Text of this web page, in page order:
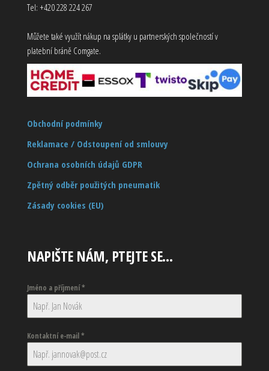
Tel: +420 228 224 267
Můžete také využít nákup na splátky u partnerských společností v
platební bráně Comgate.
Obchodní podmínky
Reklamace / Odstoupení od smlouvy
Ochrana osobních údajů GDPR
Zpětný odběr použitých pneumatik
Zásady cookies (EU)
NAPIŠTE NÁM, PTEJTE SE…
Jméno a příjmení*
Kontaktní e-mail*